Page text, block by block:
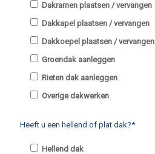
Dakramen plaatsen / vervangen
Dakkapel plaatsen / vervangen
Dakkoepel plaatsen / vervangen
Groendak aanleggen
Rieten dak aanleggen
Overige dakwerken
Heeft u een hellend of plat dak?*
Hellend dak